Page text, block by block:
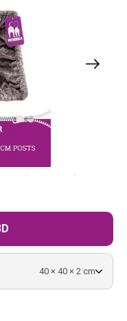
40 × 40 × 2 cm